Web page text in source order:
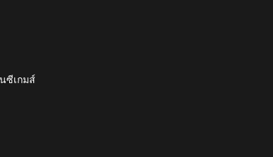
ซีเกมส์